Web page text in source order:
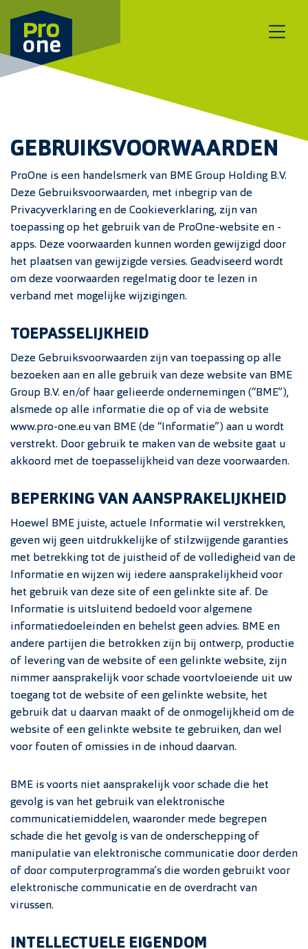
Meteen naar de content
GEBRUIKSVOORWAARDEN
ProOne is een handelsmerk van BME Group Holding B.V.
Deze Gebruiksvoorwaarden, met inbegrip van de
Privacyverklaring en de Cookieverklaring, zijn van
toepassing op het gebruik van de ProOne-website en -
apps. Deze voorwaarden kunnen worden gewijzigd door
het plaatsen van gewijzigde versies. Geadviseerd wordt
om deze voorwaarden regelmatig door te lezen in
verband met mogelijke wijzigingen.
TOEPASSELIJKHEID
Deze Gebruiksvoorwaarden zijn van toepassing op alle
bezoeken aan en alle gebruik van deze website van BME
Group B.V. en/of haar gelieerde ondernemingen (“BME”),
alsmede op alle informatie die op of via de website
www.pro-one.eu van BME (de “Informatie”) aan u wordt
verstrekt. Door gebruik te maken van de website gaat u
akkoord met de toepasselijkheid van deze voorwaarden.
BEPERKING VAN AANSPRAKELIJKHEID
Hoewel BME juiste, actuele Informatie wil verstrekken,
geven wij geen uitdrukkelijke of stilzwijgende garanties
met betrekking tot de juistheid of de volledigheid van de
Informatie en wijzen wij iedere aansprakelijkheid voor
het gebruik van deze site of een gelinkte site af. De
Informatie is uitsluitend bedoeld voor algemene
informatiedoeleinden en behelst geen advies. BME en
andere partijen die betrokken zijn bij ontwerp, productie
of levering van de website of een gelinkte website, zijn
nimmer aansprakelijk voor schade voortvloeiende uit uw
toegang tot de website of een gelinkte website, het
gebruik dat u daarvan maakt of de onmogelijkheid om de
website of een gelinkte website te gebruiken, dan wel
voor fouten of omissies in de inhoud daarvan.
BME is voorts niet aansprakelijk voor schade die het
gevolg is van het gebruik van elektronische
communicatiemiddelen, waaronder mede begrepen
schade die het gevolg is van de onderschepping of
manipulatie van elektronische communicatie door derden
of door computerprogramma’s die worden gebruikt voor
elektronische communicatie en de overdracht van
virussen.
INTELLECTUELE EIGENDOM